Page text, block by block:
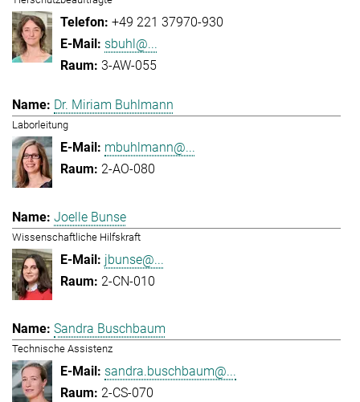
+49 221 37970-930
sbuhl@...
3-AW-055
Dr. Miriam Buhlmann
Laborleitung
mbuhlmann@...
2-AO-080
Joelle Bunse
Wissenschaftliche Hilfskraft
jbunse@...
2-CN-010
Sandra Buschbaum
Technische Assistenz
sandra.buschbaum@...
2-CS-070